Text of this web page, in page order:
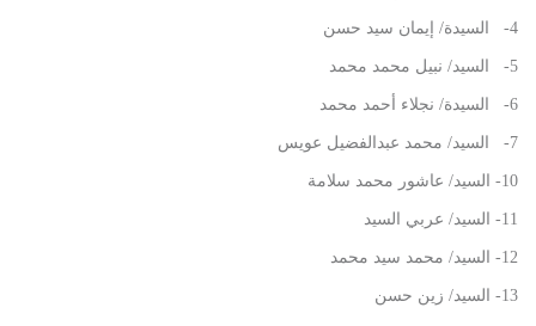
4- السيدة/ إيمان سيد حسن
5- السيد/ نبيل محمد محمد
6- السيدة/ نجلاء أحمد محمد
7- السيد/ محمد عبدالفضيل عويس
10- السيد/ عاشور محمد سلامة
11- السيد/ عربي السيد
12- السيد/ محمد سيد محمد
13- السيد/ زين حسن